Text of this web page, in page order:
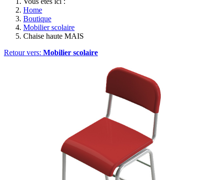
Home
Boutique
Mobilier scolaire
Chaise haute MAIS
Retour vers: Mobilier scolaire